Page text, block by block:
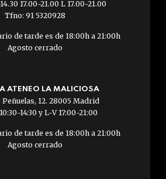
17.00-21.00 L 17.00-21.00
Tfno: 91 5320928
de tarde es de 18:00h a 21:00h
Agosto cerrado
ATENEO LA MALICIOSA
Peñuelas, 12. 28005 Madrid
14:30 y L-V 17:00-21:00
de tarde es de 18:00h a 21:00h
Agosto cerrado